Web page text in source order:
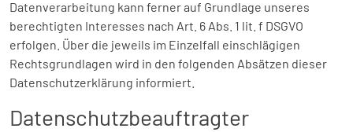
Datenverarbeitung kann ferner auf Grundlage unseres
berechtigten Interesses nach Art. 6 Abs. 1 lit. f DSGVO
erfolgen. Über die jeweils im Einzelfall einschlägigen
Rechtsgrundlagen wird in den folgenden Absätzen dieser
Datenschutzerklärung informiert.
Datenschutz­beauftragter